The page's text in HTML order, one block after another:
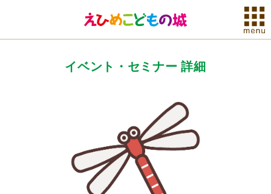
イベント・セミナー 詳細